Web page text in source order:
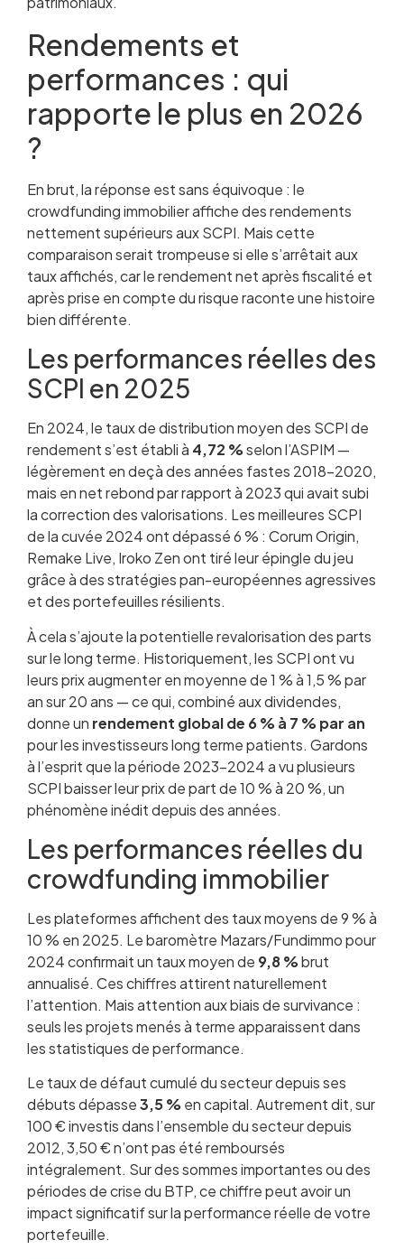
Rendements et
performances : qui
rapporte le plus en 2026
?
En brut, la réponse est sans équivoque : le
crowdfunding immobilier affiche des rendements
nettement supérieurs aux SCPI. Mais cette
comparaison serait trompeuse si elle s’arrêtait aux
taux affichés, car le rendement net après fiscalité et
après prise en compte du risque raconte une histoire
bien différente.
Les performances réelles des
SCPI en 2025
En 2024, le taux de distribution moyen des SCPI de
rendement s’est établi à 4,72 %selon l’ASPIM —
légèrement en deçà des années fastes 2018-2020,
mais en net rebond par rapport à 2023 qui avait subi
la correction des valorisations. Les meilleures SCPI
de la cuvée 2024 ont dépassé 6 % : Corum Origin,
Remake Live, Iroko Zen ont tiré leur épingle du jeu
grâce à des stratégies pan-européennes agressives
et des portefeuilles résilients.
À cela s’ajoute la potentielle revalorisation des parts
sur le long terme. Historiquement, les SCPI ont vu
leurs prix augmenter en moyenne de 1 % à 1,5 % par
an sur 20 ans — ce qui, combiné aux dividendes,
donne un rendement global de 6 % à 7 % par an
pour les investisseurs long terme patients. Gardons
à l’esprit que la période 2023-2024 a vu plusieurs
SCPI baisser leur prix de part de 10 % à 20 %, un
phénomène inédit depuis des années.
Les performances réelles du
crowdfunding immobilier
Les plateformes affichent des taux moyens de 9 % à
10 % en 2025. Le baromètre Mazars/Fundimmo pour
2024 confirmait un taux moyen de 9,8 %brut
annualisé. Ces chiffres attirent naturellement
l’attention. Mais attention aux biais de survivance :
seuls les projets menés à terme apparaissent dans
les statistiques de performance.
Le taux de défaut cumulé du secteur depuis ses
débuts dépasse3,5 % en capital. Autrement dit, sur
100 € investis dans l’ensemble du secteur depuis
2012, 3,50 € n’ont pas été remboursés
intégralement. Sur des sommes importantes ou des
périodes de crise du BTP, ce chiffre peut avoir un
impact significatif sur la performance réelle de votre
portefeuille.